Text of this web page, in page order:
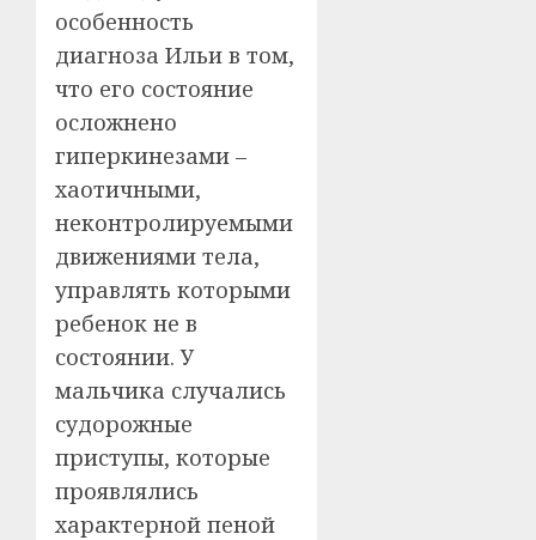
особенность
диагноза Ильи в том,
что его состояние
осложнено
гиперкинезами –
хаотичными,
неконтролируемыми
движениями тела,
управлять которыми
ребенок не в
состоянии. У
мальчика случались
судорожные
приступы, которые
проявлялись
характерной пеной